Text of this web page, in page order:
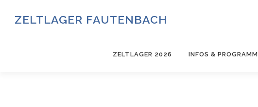
InhaltZELTLAGER FAUTENBACH
ZELTLAGER 2026 INFOS & PROGRAMM